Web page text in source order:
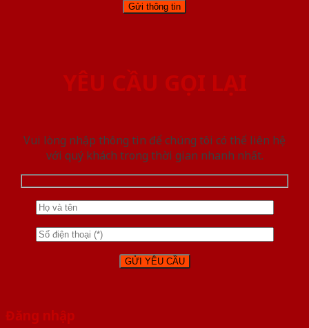
YÊU CẦU GỌI LẠI
Vui lòng nhập thông tin để chúng tôi có thể liên hệ
với quý khách trong thời gian nhanh nhất.
Đăng nhập